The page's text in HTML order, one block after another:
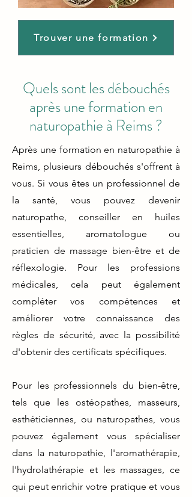
Trouver une formation
Quels sont les débouchés
après une formation en
naturopathie à Reims ?
Après une formation en naturopathie à
Reims, plusieurs débouchés s'offrent à
vous. Si vous êtes un professionnel de
la santé, vous pouvez devenir
naturopathe, conseiller en huiles
essentielles, aromatologue ou
praticien de massage bien-être et de
réflexologie. Pour les professions
médicales, cela peut également
compléter vos compétences et
améliorer votre connaissance des
règles de sécurité, avec la possibilité
d'obtenir des certificats spécifiques.
Pour les professionnels du bien-être,
tels que les ostéopathes, masseurs,
esthéticiennes, ou naturopathes, vous
pouvez également vous spécialiser
dans la naturopathie, l'aromathérapie,
l'hydrolathérapie et les massages, ce
qui peut enrichir votre pratique et vous